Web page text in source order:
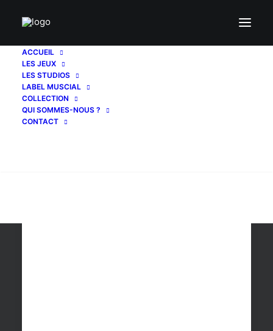
ACCUEIL
LES JEUX
LES STUDIOS
LABEL MUSCIAL
COLLECTION
QUI SOMMES-NOUS ?
CONTACT